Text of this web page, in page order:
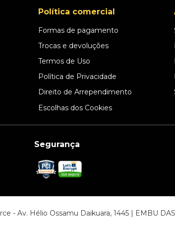
Política comercial
Formas de pagamento
Trocas e devoluções
Termos de Uso
Política de Privacidade
Direito de Arrependimento
Escolhas dos Cookies
Segurança
- Av. Hélio Ossamu Daikuara, 1445 | EMBU